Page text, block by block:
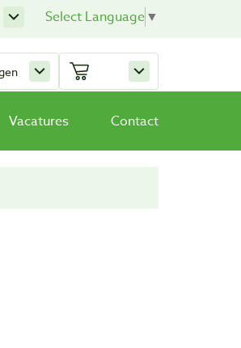
Select Language▼
Vacatures Contact